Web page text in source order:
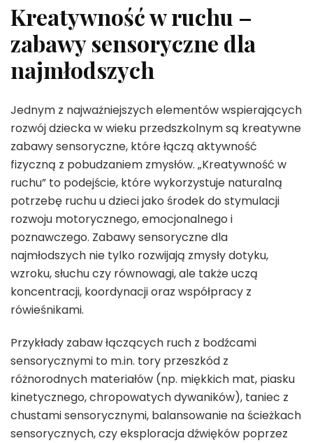
Kreatywność w ruchu –
zabawy sensoryczne dla
najmłodszych
Jednym z najważniejszych elementów wspierających
rozwój dziecka w wieku przedszkolnym są kreatywne
zabawy sensoryczne, które łączą aktywność
fizyczną z pobudzaniem zmysłów. „Kreatywność w
ruchu” to podejście, które wykorzystuje naturalną
potrzebę ruchu u dzieci jako środek do stymulacji
rozwoju motorycznego, emocjonalnego i
poznawczego. Zabawy sensoryczne dla
najmłodszych nie tylko rozwijają zmysły dotyku,
wzroku, słuchu czy równowagi, ale także uczą
koncentracji, koordynacji oraz współpracy z
rówieśnikami.
Przykłady zabaw łączących ruch z bodźcami
sensorycznymi to m.in. tory przeszkód z
różnorodnych materiałów (np. miękkich mat, piasku
kinetycznego, chropowatych dywaników), taniec z
chustami sensorycznymi, balansowanie na ścieżkach
sensorycznych, czy eksploracja dźwięków poprzez